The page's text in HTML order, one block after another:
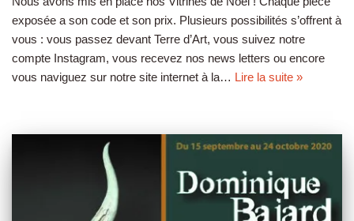
exposée a son code et son prix. Plusieurs possibilités s’offrent à
vous : vous passez devant Terre d’Art, vous suivez notre
compte Instagram, vous recevez nos news letters ou encore
vous naviguez sur notre site internet à la… Lire la suite »